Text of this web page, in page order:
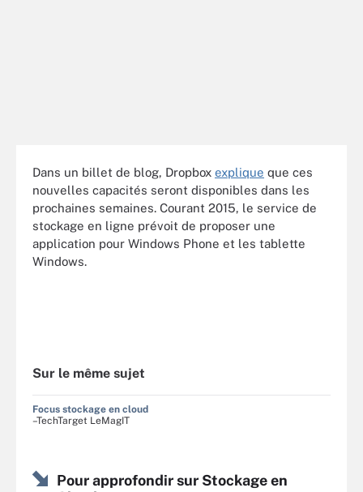
Dans un billet de blog, Dropbox explique que ces
nouvelles capacités seront disponibles dans les
prochaines semaines. Courant 2015, le service de
stockage en ligne prévoit de proposer une
application pour Windows Phone et les tablette
Windows.
Sur le même sujet
Focus stockage en cloud
–TechTarget LeMagIT
Pour approfondir sur Stockage en